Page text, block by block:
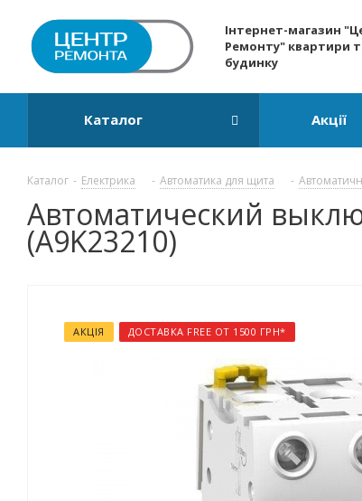
Інтернет-магазин
Ремонту" квартири
будинку
Каталог Акції
Каталог - Електрика - Автоматика для щита -
Автоматический
(A9K23210)
АКЦІЯ ДОСТАВКА FREE ОТ 1500 ГРН*